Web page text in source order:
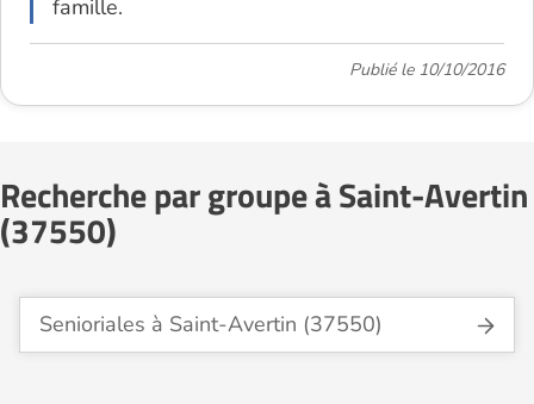
famille.
Publié le 10/10/2016
Recherche par groupe à Saint-Avertin
(37550)
Senioriales à Saint-Avertin (37550)